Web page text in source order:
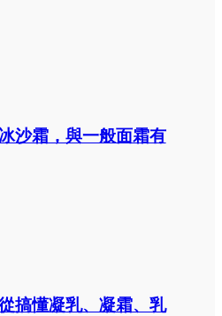
沙霜，與一般面霜有
搞懂凝乳、凝霜、乳